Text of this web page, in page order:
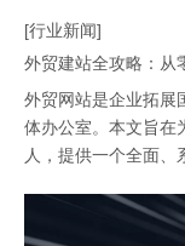
[行业新闻]
外贸建站全攻略：从
外贸网站是企业拓展
体办公室。本文旨在
人，提供一个全面、